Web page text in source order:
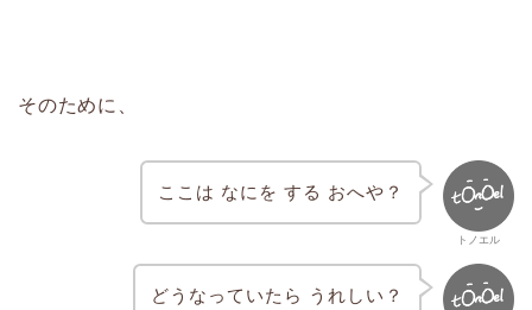
そのために、
トノエル
ここは なにを する おへや？
どうなっていたら うれしい？